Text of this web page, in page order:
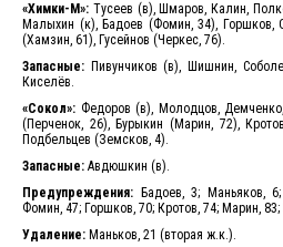
«Химки-М»: Тусеев (в), Шмаров, Калин,
Малыхин (к), Бадоев (Фомин, 34), Горшков,
(Хамзин, 61), Гусейнов (Черкес, 76).
Запасные: Пивунчиков (в), Шишнин,
Киселёв.
«Сокол»: Федоров (в), Молодцов,
(Перченок, 26), Бурыкин (Марин, 72),
Подбельцев (Земсков, 4).
Запасные: Авдюшкин (в).
Предупреждения:
Бадоев, 3; Маньяков,
Фомин, 47; Горшков, 70; Кротов, 74; Марин,
Удаление: Маньков, 21 (вторая ж.к.).